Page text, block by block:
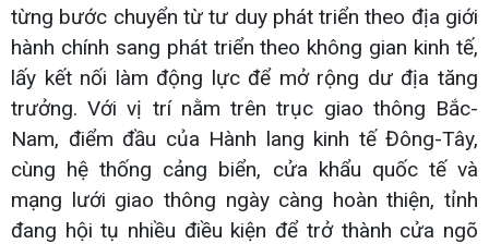
từng bước chuyển từ tư duy phát triển theo địa giới
hành chính sang phát triển theo không gian kinh tế,
lấy kết nối làm động lực để mở rộng dư địa tăng
trưởng. Với vị trí nằm trên trục giao thông Bắc-
Nam, điểm đầu của Hành lang kinh tế Đông-Tây,
cùng hệ thống cảng biển, cửa khẩu quốc tế và
mạng lưới giao thông ngày càng hoàn thiện, tỉnh
đang hội tụ nhiều điều kiện để trở thành cửa ngõ